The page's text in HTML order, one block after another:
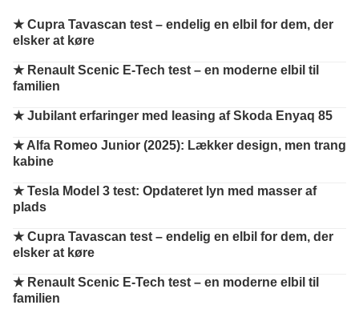
★ Cupra Tavascan test – endelig en elbil for dem, der
elsker at køre
★ Renault Scenic E-Tech test – en moderne elbil til
familien
★ Jubilant erfaringer med leasing af Skoda Enyaq 85
★ Alfa Romeo Junior (2025): Lækker design, men trang
kabine
★ Tesla Model 3 test: Opdateret lyn med masser af
plads
★ Cupra Tavascan test – endelig en elbil for dem, der
elsker at køre
★ Renault Scenic E-Tech test – en moderne elbil til
familien